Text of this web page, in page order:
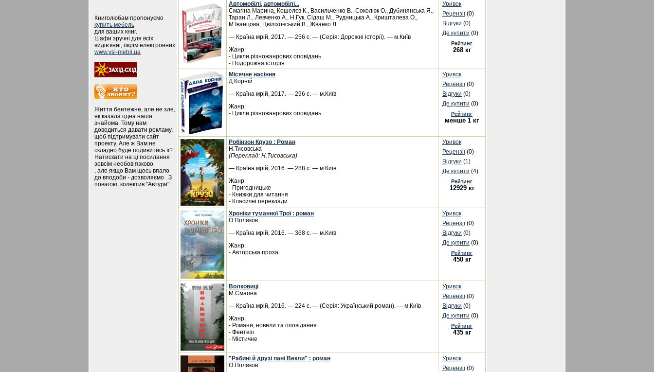
Книголюбам пропонуємо
купить мебель
для ваших книг.
Шафи зручні для всіх
видів книг, окрім електронних.
www.vsi-mebli.ua
Життя бентежне, але не зле,
як казала одна наша
знайома. Тому нам
доводиться давати рекламу,
щоб підтримувати сайт
проекту. Але ж Вам не
складно буде подивитись її?
Натискати на ці посилання
зовсім необов’язково
, але якщо Вам щось впало
до вподоби - дозволяємо . З
повагою, колектив "Автури".
Автомобілі, автомобілі...
Смагіна Марина, Кошелєв К., Васильченко В., Соколюк О., Дубинянська Я.,
Таран Л., Левченко А., Н.Гук, Сідаш М., Рудницька А., Кришталева О.,
М.Іванцова, Цвіліховський В., Жванко Л.
— Країна мрій, 2017. — 256 с. — (Серія: Дорожні історії). — м.Київ
Жанр:
- Цикли різножанрових оповідань
- Подорожня історія
Уривок
Рецензії(0)
Відгуки (0)
Де купити (0)
Рейтинг
268 кг
Місячне насіння
Д.Корній
— Країна мрій, 2017. — 296 с. — м.Київ
Жанр:
- Цикли різножанрових оповідань
Уривок
Рецензії(0)
Відгуки (0)
Де купити (0)
Рейтинг
менше 1 кг
Робінзон Крузо : Роман
Н.Тисовська
(Переклад: Н.Тисовська)
— Країна мрій, 2016. — 288 с. — м.Київ
Жанр:
- Пригодницьке
- Книжки для читання
- Класичні переклади
Уривок
Рецензії(0)
Відгуки (1)
Де купити (4)
Рейтинг
12929 кг
Хроніки туманної Трої : роман
О.Поляков
— Країна мрій, 2016. — 368 с. — м.Київ
Жанр:
- Авторська проза
Уривок
Рецензії(0)
Відгуки (0)
Де купити (0)
Рейтинг
450 кг
Волковиці
М.Смагіна
— Країна мрій, 2016. — 224 с. — (Серія: Український роман). — м.Київ
Жанр:
- Романи, новели та оповідання
- Фентезі
- Містичне
Уривок
Рецензії(0)
Відгуки (0)
Де купити (0)
Рейтинг
435 кг
"Рабині й друзі пані Векли" : роман
О.Поляков
Уривок
Рецензії(0)